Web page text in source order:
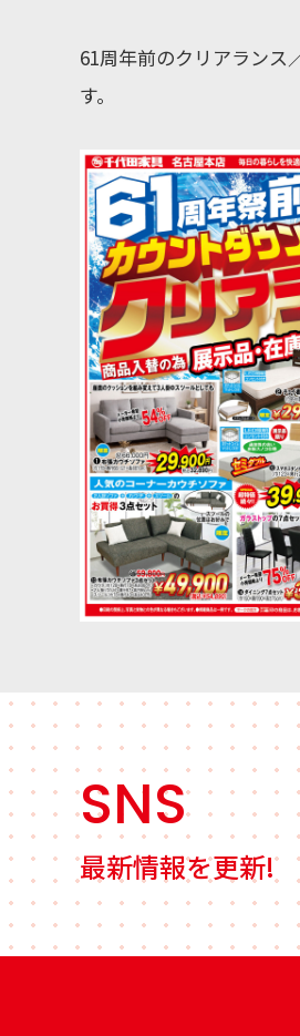
61周年前のクリアランス
す。
SNS
最新情報を更新!